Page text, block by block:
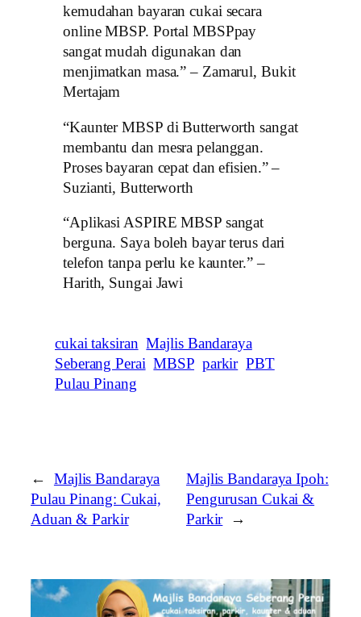
kemudahan bayaran cukai secara
online MBSP. Portal MBSPpay
sangat mudah digunakan dan
menjimatkan masa.” – Zamarul, Bukit
Mertajam
“Kaunter MBSP di Butterworth sangat
membantu dan mesra pelanggan.
Proses bayaran cepat dan efisien.” –
Suzianti, Butterworth
“Aplikasi ASPIRE MBSP sangat
berguna. Saya boleh bayar terus dari
telefon tanpa perlu ke kaunter.” –
Harith, Sungai Jawi
cukai taksiran Majlis Bandaraya
Seberang Perai MBSP parkir PBT
Pulau Pinang
←
Majlis Bandaraya
Pulau Pinang: Cukai,
Aduan & Parkir
Majlis Bandaraya Ipoh:
Pengurusan Cukai &
Parkir
→